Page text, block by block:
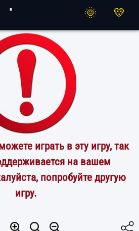
играть в эту игру, так
на вашем
попробуйте другую
игру.